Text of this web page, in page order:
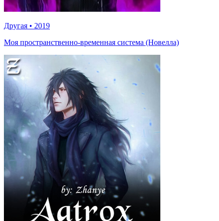
Другая • 2019
Моя пространственно-временная система (Новелла)